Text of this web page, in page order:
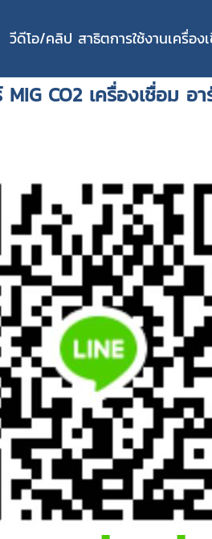
วีดีโอ/คลิป สาธิตการใช้งานเครื่อง
MIG CO2 เครื่องเชื่อม